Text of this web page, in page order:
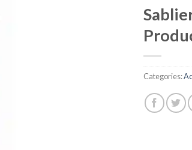
Categories: